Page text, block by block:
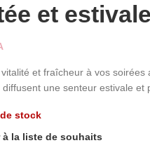
et estivale
et fraîcheur à vos
une senteur estivale et
stock
à la liste de souhaits